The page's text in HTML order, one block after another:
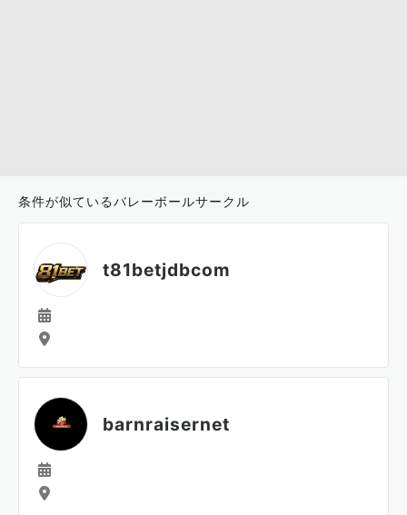
条件が似ているバレーボールサークル
t81betjdbcom
barnraisernet